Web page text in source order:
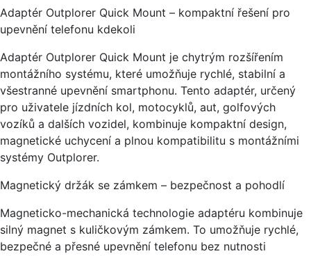
Adaptér Outplorer Quick Mount – kompaktní řešení pro
upevnění telefonu kdekoli
Adaptér Outplorer Quick Mount je chytrým rozšířením
montážního systému, které umožňuje rychlé, stabilní a
všestranné upevnění smartphonu. Tento adaptér, určený
pro uživatele jízdních kol, motocyklů, aut, golfových
vozíků a dalších vozidel, kombinuje kompaktní design,
magnetické uchycení a plnou kompatibilitu s montážními
systémy Outplorer.
Magnetický držák se zámkem – bezpečnost a pohodlí
Magneticko-mechanická technologie adaptéru kombinuje
silný magnet s kuličkovým zámkem. To umožňuje rychlé,
bezpečné a přesné upevnění telefonu bez nutnosti